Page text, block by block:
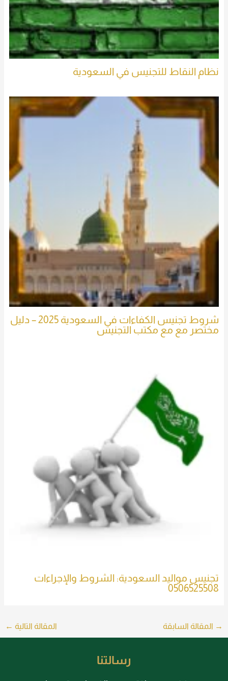
نظام النقاط للتجنيس في السعودية
شروط تجنيس الكفاءات في السعودية 2025 – دليل
مختصر مع مع مكتب التجنيس
تجنيس مواليد السعودية: الشروط والإجراءات
0506525508
→ المقالة السابقة المقالة التالية ←
رسالتنا